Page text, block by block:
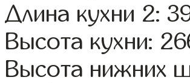
Длина кухни 2:
Высота кухни:
Высота нижних